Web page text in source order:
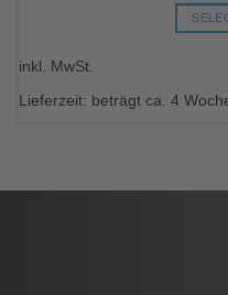
inkl. MwSt.
Lieferzeit: beträgt ca. 4